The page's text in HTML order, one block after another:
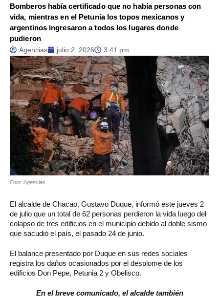
Bomberos había certificado que no había personas con
vida, mientras en el Petunia los topos mexicanos y
argentinos ingresaron a todos los lugares donde
pudieron
Agencias julio 2, 2026 3:41 pm
Foto: Agencias
El alcalde de Chacao, Gustavo Duque, informó este jueves 2
de julio que un total de 62 personas perdieron la vida luego del
colapso de tres edificios en el municipio debido al doble sismo
que sacudió el país, el pasado 24 de junio.
El balance presentado por Duque en sus redes sociales
registra los daños ocasionados por el desplome de los
edificios Don Pepe, Petunia 2 y Obelisco.
En el breve comunicado, el alcalde también